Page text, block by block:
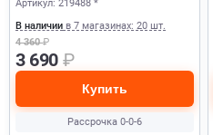
Артикул: 219488 *
В наличии в 7 магазинах: 20 шт.
4 360₽
3 690 ₽
Купить
Рассрочка 0-0-6